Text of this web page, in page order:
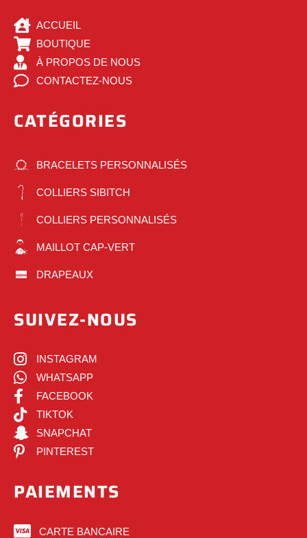
ACCUEIL
BOUTIQUE
À PROPOS DE NOUS
CONTACTEZ-NOUS
CATÉGORIES
BRACELETS PERSONNALISÉS
COLLIERS SIBITCH
COLLIERS PERSONNALISÉS
MAILLOT CAP-VERT
DRAPEAUX
SUIVEZ-NOUS
INSTAGRAM
WHATSAPP
FACEBOOK
TIKTOK
SNAPCHAT
PINTEREST
PAIEMENTS
CARTE BANCAIRE